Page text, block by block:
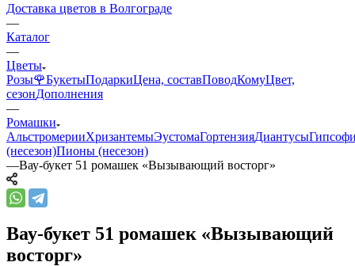
Доставка цветов в Волгограде
—
Каталог
—
Цветы
Розы🌹БукетыПодаркиЦена, составПоводКомуЦвет,
сезонДополнения
—
Ромашки
АльстромерииХризантемыЭустомаГортензияДиантусы
(несезон)Пионы (несезон)
—Вау-букет 51 ромашек «Вызывающий восторг»
Вау-букет 51 ромашек «Вызывающий
восторг»